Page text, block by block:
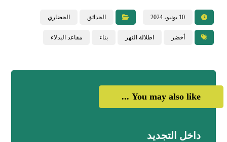
10 يونيو، 2024 الحدائق الحضاري
أخضر اطلالة النهر بناء مقاعد البدلاء
You may also like ...
داخل التجديد